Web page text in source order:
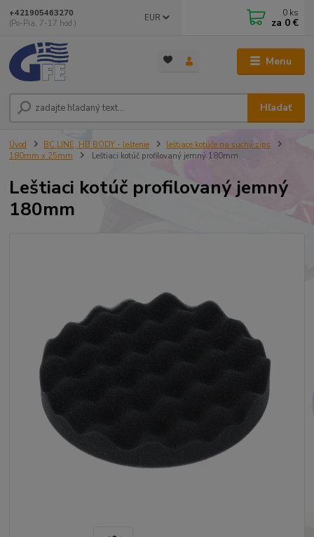
Menu
EUR
Hľadať
+421905463270
(Po-Pia, 7-17 hod.)
0 ks
za 0 €
Úvod BC LINE, HB BODY - leštenie
leštiace kotúče na suchý zips
180mm x 25mm
Leštiaci kotúč profilovaný jemný 180mm
Leštiaci kotúč profilovaný jemný
180mm